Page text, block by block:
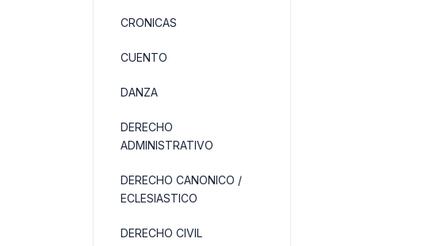
CRONICAS
CUENTO
DANZA
DERECHO
ADMINISTRATIVO
DERECHO CANONICO /
ECLESIASTICO
DERECHO CIVIL